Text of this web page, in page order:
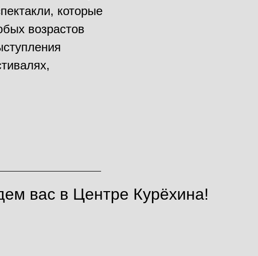
которые
возрастов
вас в Центре Курёхина!